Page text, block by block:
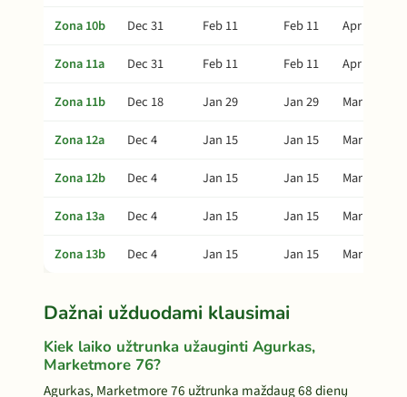
Zona 10b
Dec 31 Feb 11 Feb 11
Apr 2
Zona 11a
Dec 31 Feb 11 Feb 11
Apr 2
Zona 11b
Dec 18 Jan 29 Jan 29
Mar 20
Zona 12a
Dec 4 Jan 15 Jan 15
Mar 6
Zona 12b
Dec 4 Jan 15 Jan 15
Mar 6
Zona 13a
Dec 4 Jan 15 Jan 15
Mar 6
Zona 13b
Dec 4 Jan 15 Jan 15 Mar 6
Dažnai užduodami klausimai
Kiek laiko užtrunka užauginti Agurkas,
Marketmore 76?
Agurkas, Marketmore 76 užtrunka maždaug 68 dienų